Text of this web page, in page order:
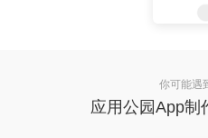
你可能遇
应用公园App制